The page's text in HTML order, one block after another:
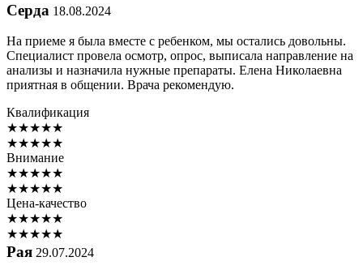
Серда 18.08.2024
На приеме я была вместе с ребенком, мы остались довольны.
Специалист провела осмотр, опрос, выписала направление на
анализы и назначила нужные препараты. Елена Николаевна
приятная в общении. Врача рекомендую.
Квалификация
★★★★★
★★★★★
Внимание
★★★★★
★★★★★
Цена-качество
★★★★★
★★★★★
Рая 29.07.2024